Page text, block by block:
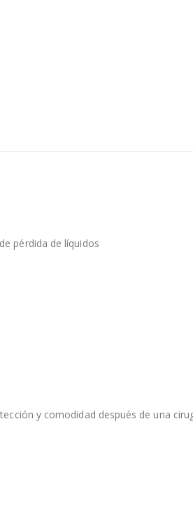
pérdida de líquidos
y comodidad después de una